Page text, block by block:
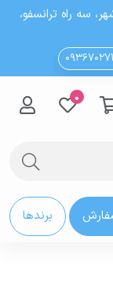
سه راه ترانسفو،
0
برندها